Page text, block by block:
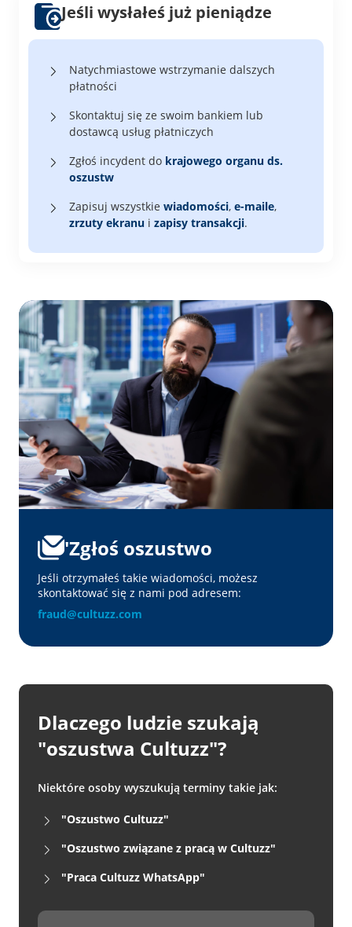
Jeśli wysłałeś już pieniądze
Natychmiastowe wstrzymanie dalszych
płatności
Skontaktuj się ze swoim bankiem lub
dostawcą usług płatniczych
Zgłoś incydent do krajowego organu ds.
oszustw
Zapisuj wszystkie wiadomości, e-maile,
zrzuty ekranu i zapisy transakcji.
'Zgłoś oszustwo
Jeśli otrzymałeś takie wiadomości, możesz
skontaktować się z nami pod adresem:
fraud@cultuzz.com
Dlaczego ludzie szukają
"oszustwa Cultuzz"?
Niektóre osoby wyszukują terminy takie jak:
"Oszustwo Cultuzz"
"Oszustwo związane z pracą w Cultuzz"
"Praca Cultuzz WhatsApp"